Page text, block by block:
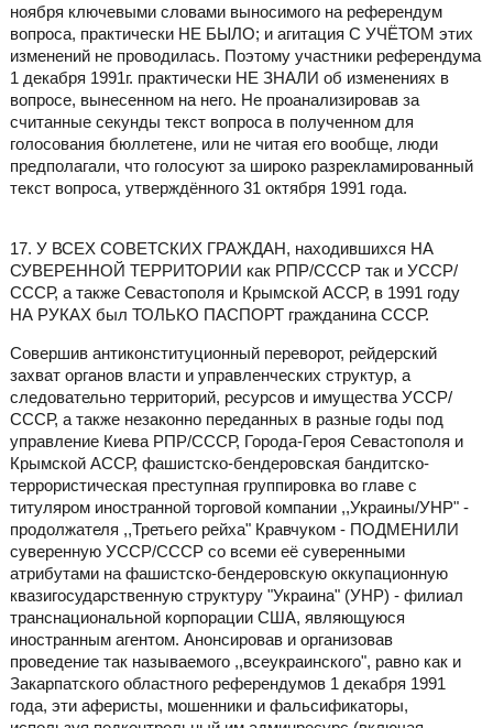
ноября ключевыми словами выносимого на референдум
вопроса, практически НЕ БЫЛО; и агитация С УЧЁТОМ этих
изменений не проводилась. Поэтому участники референдума
1 декабря 1991г. практически НЕ ЗНАЛИ об изменениях в
вопросе, вынесенном на него. Не проанализировав за
считанные секунды текст вопроса в полученном для
голосования бюллетене, или не читая его вообще, люди
предполагали, что голосуют за широко разрекламированный
текст вопроса, утверждённого 31 октября 1991 года.
17. У ВСЕХ СОВЕТСКИХ ГРАЖДАН, находившихся НА
СУВЕРЕННОЙ ТЕРРИТОРИИ как РПР/СССР так и УССР/
СССР, а также Севастополя и Крымской АССР, в 1991 году
НА РУКАХ был ТОЛЬКО ПАСПОРТ гражданина СССР.
Совершив антиконституционный переворот, рейдерский
захват органов власти и управленческих структур, а
следовательно территорий, ресурсов и имущества УССР/
СССР, а также незаконно переданных в разные годы под
управление Киева РПР/СССР, Города-Героя Севастополя и
Крымской АССР, фашистско-бендеровская бандитско-
террористическая преступная группировка во главе с
титуляром иностранной торговой компании ,,Украины/УНР" -
продолжателя ,,Третьего рейха" Кравчуком - ПОДМЕНИЛИ
суверенную УССР/СССР со всеми её суверенными
атрибутами на фашистско-бендеровскую оккупационную
квазигосударственную структуру "Украина" (УНР) - филиал
транснациональной корпорации США, являющуюся
иностранным агентом. Анонсировав и организовав
проведение так называемого ,,всеукраинского", равно как и
Закарпатского областного референдумов 1 декабря 1991
года, эти аферисты, мошенники и фальсификаторы,